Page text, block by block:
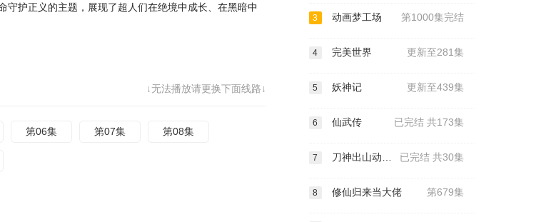
护正义的主题，展现了超人们在绝境中成长、在黑暗中
↓无法播放请更换下面线路↓
第06集 第07集 第08集
3 动画梦工场 第1000集完结
4 完美世界 更新至281集
5 妖神记 更新至439集
6 仙武传 已完结 共173集
7 刀神出山动态漫画 已完结 共30集
8 修仙归来当大佬 第679集